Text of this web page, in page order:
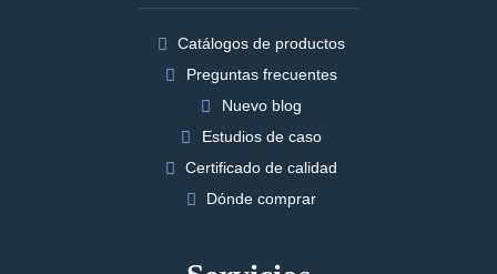
Catálogos de productos
Preguntas frecuentes
Nuevo blog
Estudios de caso
Certificado de calidad
Dónde comprar